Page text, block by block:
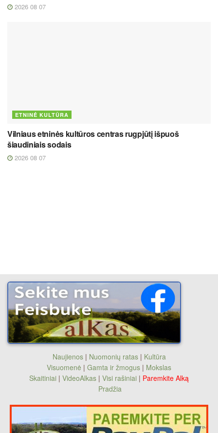
2026 08 07
ETNINĖ KULTŪRA
Vilniaus etninės kultūros centras rugpjūtį išpuoš
šiaudiniais sodais
2026 08 07
Naujienos| Nuomonių ratas| Kultūra
Visuomenė | Gamta ir žmogus | Mokslas
Skaitiniai | VideoAlkas | Visi rašiniai | Paremkite Alką
Pradžia